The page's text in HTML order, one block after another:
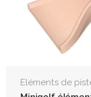
Eléments de